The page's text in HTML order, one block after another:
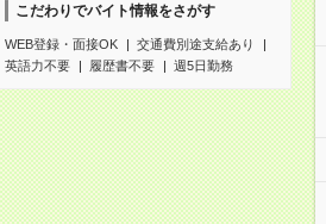
こだわりでバイト情報をさがす
WEB登録・面接OK
交通費別途支給あり
英語力不要
履歴書不要 週5日勤務